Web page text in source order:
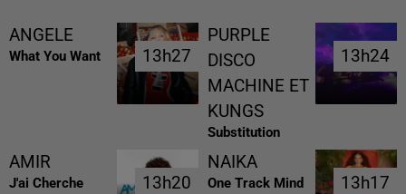
ANGELE
What You Want 13h27
13h27
PURPLE
DISCO
MACHINE ET
KUNGS
Substitution
13h24
13h24
AMIR
J'ai Cherche 13h20
13h20
NAIKA
One Track Mind 13h17
13h17